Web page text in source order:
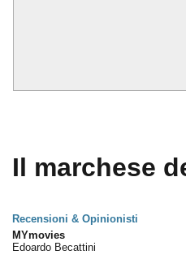
Il marchese
Recensioni & Opinionisti
MYmovies
Edoardo Becattini